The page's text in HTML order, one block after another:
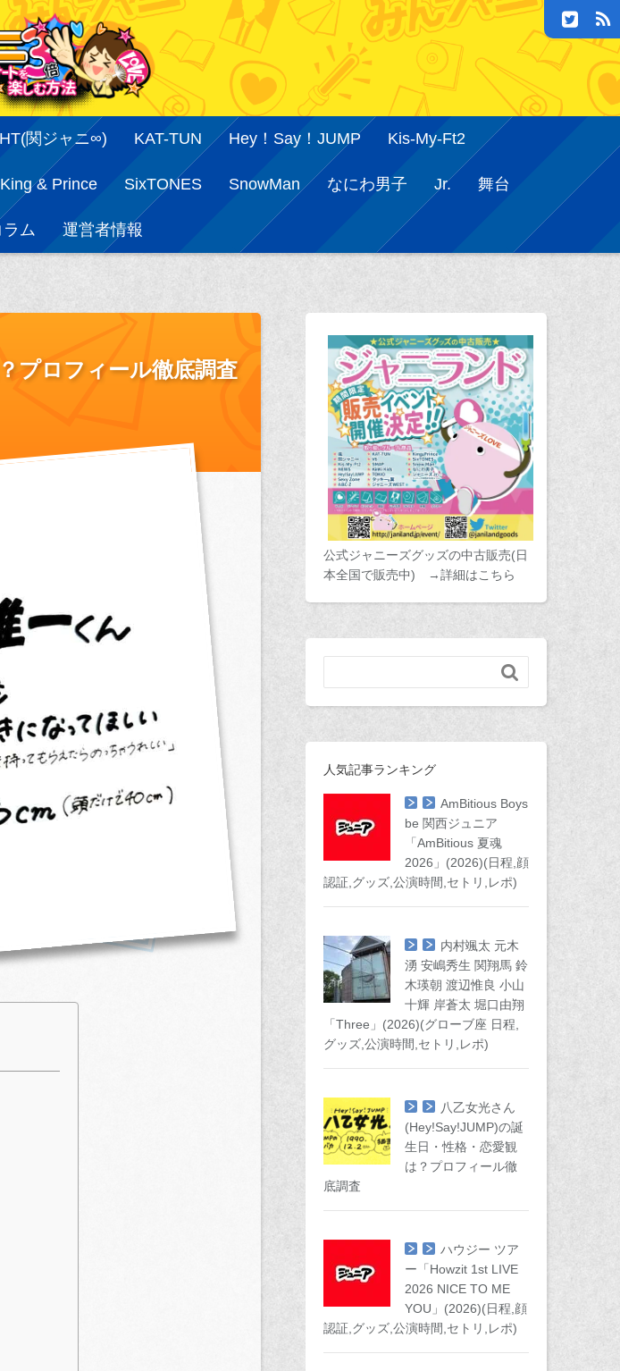
関ジャニ∞) KAT-TUN Hey！Say！JUMP Kis-My-Ft2
King & Prince SixTONES SnowMan なにわ男子 Jr. 舞台
ラム 運営者情報
プロフィール徹底調査
公式ジャニーズグッズの中古販売(日
本全国で販売中) →詳細はこちら

人気記事ランキング
AmBitious Boys
be 関西ジュニア
「AmBitious 夏魂
2026」(2026)(日程,顔
認証,グッズ,公演時間,セトリ,レポ)
内村颯太 元木
湧 安嶋秀生 関翔馬 鈴
木瑛朝 渡辺惟良 小山
十輝 岸蒼太 堀口由翔
「Three」(2026)(グローブ座 日程,
グッズ,公演時間,セトリ,レポ)
八乙女光さん
(Hey!Say!JUMP)の誕
生日・性格・恋愛観
は？プロフィール徹
底調査
ハウジー ツア
ー「Howzit 1st LIVE
2026 NICE TO ME
YOU」(2026)(日程,顔
認証,グッズ,公演時間,セトリ,レポ)